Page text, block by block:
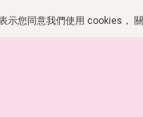
示您同意我們使用 cookies，